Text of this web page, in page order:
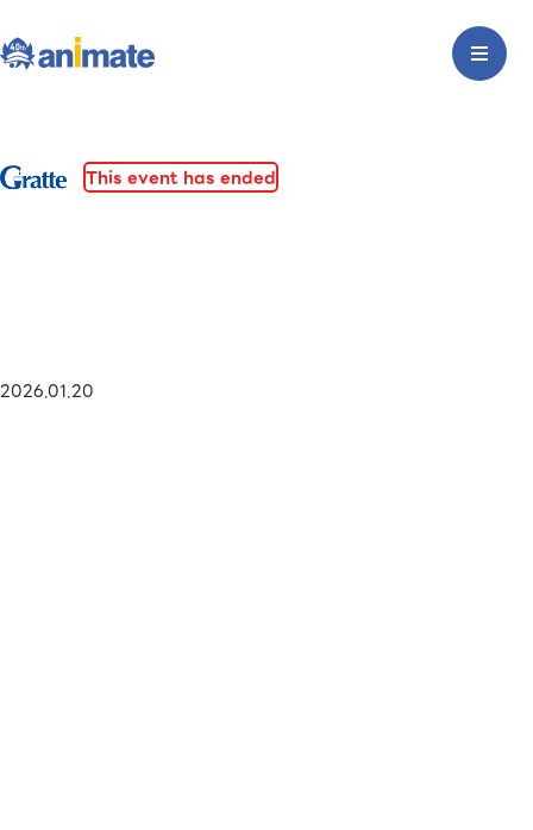
This event has ended
2026.01.20